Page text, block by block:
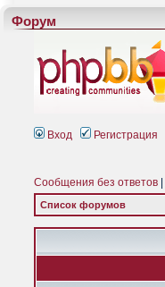
Форум
Вход Регистрация
Сообщения без ответов
Список форумов